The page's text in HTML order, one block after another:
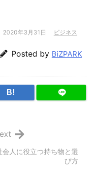
2020年3月31日 ビジネス
Posted by BiZPARK
B!
会人に役立つ持ち物と選
び方